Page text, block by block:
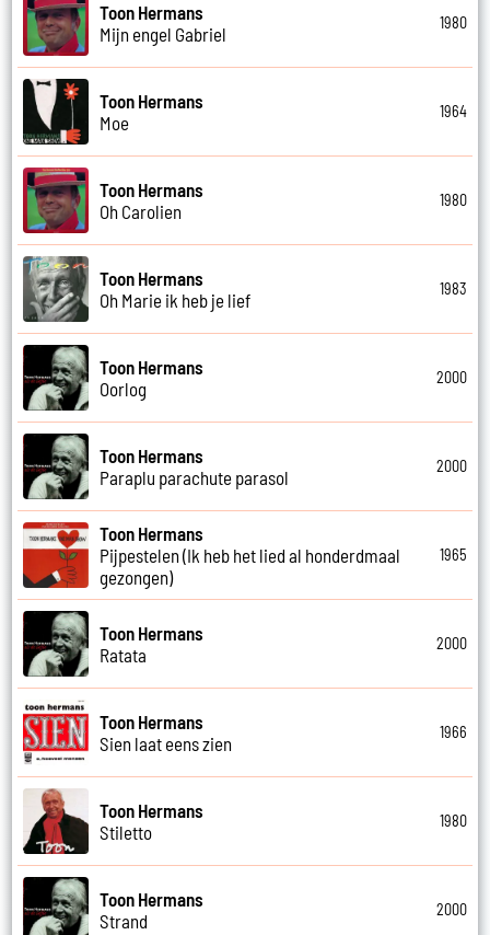
Toon Hermans
Mijn engel Gabriel
1980
Toon Hermans
Moe
1964
Toon Hermans
Oh Carolien
1980
Toon Hermans
Oh Marie ik heb je lief
1983
Toon Hermans
Oorlog
2000
Toon Hermans
Paraplu parachute parasol
2000
Toon Hermans
Pijpestelen (Ik heb het lied al honderdmaal
gezongen)
1965
Toon Hermans
Ratata
2000
Toon Hermans
Sien laat eens zien
1966
Toon Hermans
Stiletto
1980
Toon Hermans
Strand
2000